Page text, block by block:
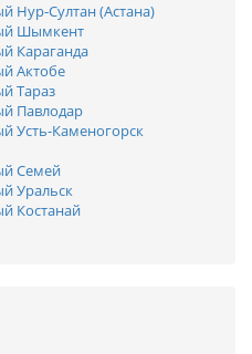
Нур-Султан (Астана)
Шымкент
Караганда
Актобе
Тараз
Павлодар
Усть-Каменогорск
Семей
Уральск
Костанай